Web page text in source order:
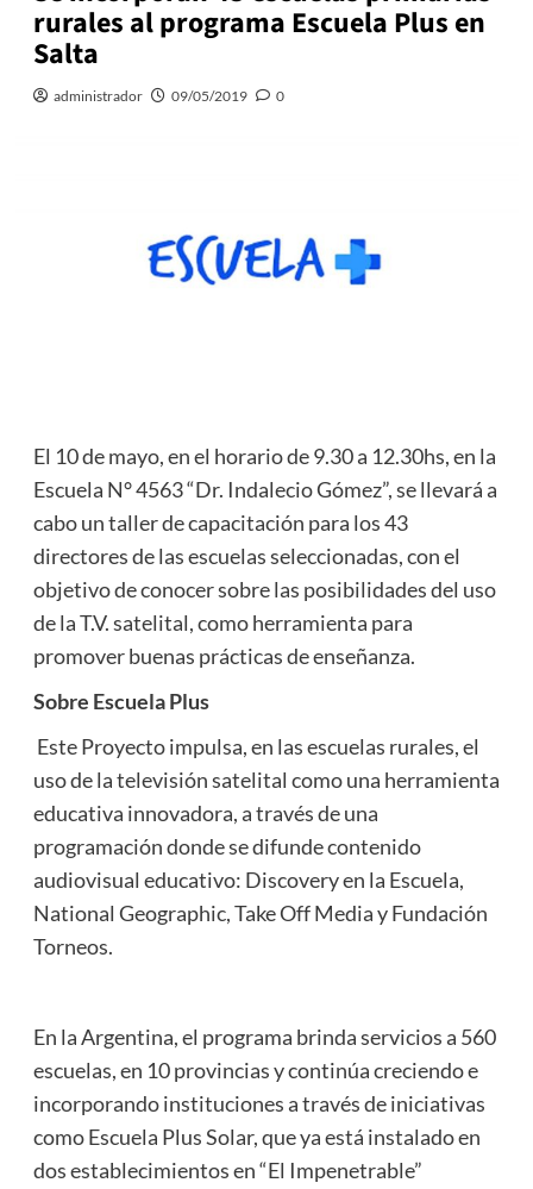
rurales al programa Escuela Plus en
Salta
administrador 09/05/2019 0
El 10 de mayo, en el horario de 9.30 a 12.30hs, en la
Escuela N° 4563 “Dr. Indalecio Gómez”, se llevará a
cabo un taller de capacitación para los 43
directores de las escuelas seleccionadas, con el
objetivo de conocer sobre las posibilidades del uso
de la T.V. satelital, como herramienta para
promover buenas prácticas de enseñanza.
Sobre Escuela Plus
Este Proyecto impulsa, en las escuelas rurales, el
uso de la televisión satelital como una herramienta
educativa innovadora, a través de una
programación donde se difunde contenido
audiovisual educativo: Discovery en la Escuela,
National Geographic, Take Off Media y Fundación
Torneos.
En la Argentina, el programa brinda servicios a 560
escuelas, en 10 provincias y continúa creciendo e
incorporando instituciones a través de iniciativas
como Escuela Plus Solar, que ya está instalado en
dos establecimientos en “El Impenetrable”